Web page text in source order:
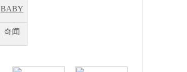
因
BABY
秀
奇闻